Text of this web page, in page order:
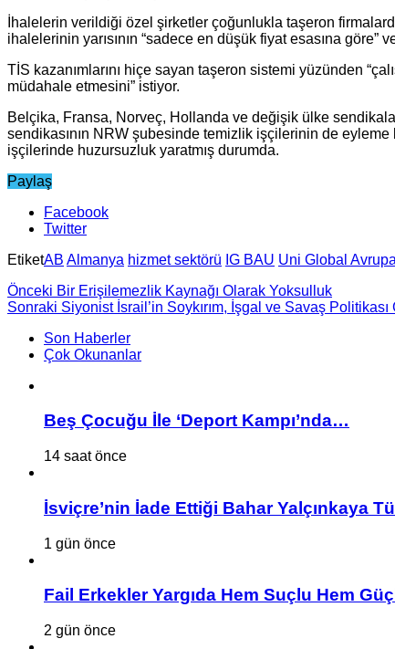
İhalelerin verildiği özel şirketler çoğunlukla taşeron
ihalelerinin yarısının “sadece en düşük fiyat esasına göre”
TİS kazanımlarını hiçe sayan taşeron sistemi yüzünden
müdahale etmesini” istiyor.
Belçika, Fransa, Norveç, Hollanda ve değişik ülke
sendikasının NRW şubesinde temizlik işçilerinin de
işçilerinde huzursuzluk yaratmış durumda.
Paylaş
Facebook
Twitter
EtiketAB Almanya hizmet sektörü IG BAU Uni Global Avrupa
Önceki Bir Erişilemezlik Kaynağı Olarak Yoksulluk
Sonraki Siyonist İsrail’in Soykırım, İşgal ve Savaş
Son Haberler
Çok Okunanlar
Beş Çocuğu İle ‘Deport Kampı’nda…
14 saat önce
İsviçre’nin İade Ettiği Bahar Yalçınkaya
1 gün önce
Fail Erkekler Yargıda Hem Suçlu Hem
2 gün önce